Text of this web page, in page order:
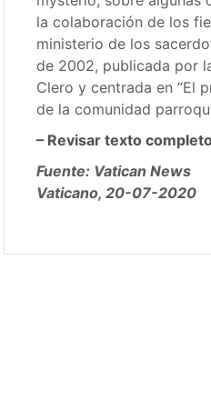
la colaboración de los
ministerio de los
de 2002, publicada por
Clero y centrada en “El
de la comunidad
– Revisar texto
Fuente: Vatican News
Vaticano, 20-07-2020